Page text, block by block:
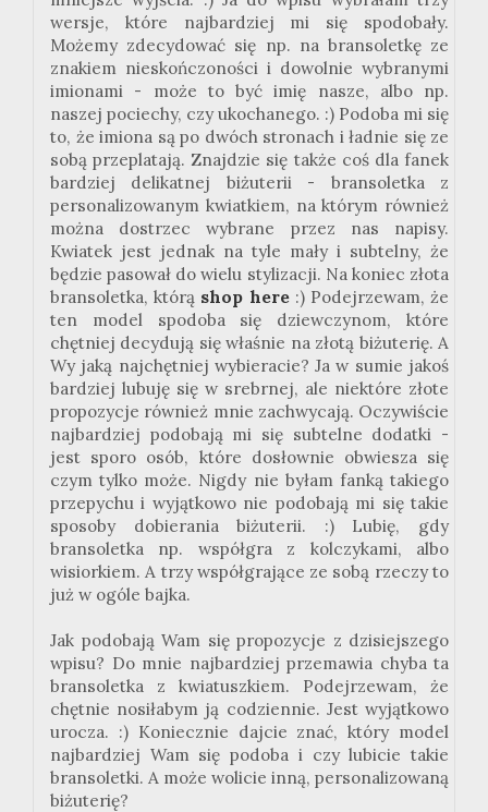
wersje, które najbardziej mi się spodobały.
Możemy zdecydować się np. na bransoletkę ze
znakiem nieskończoności i dowolnie wybranymi
imionami - może to być imię nasze, albo np.
naszej pociechy, czy ukochanego. :) Podoba mi się
to, że imiona są po dwóch stronach i ładnie się ze
sobą przeplatają. Znajdzie się także coś dla fanek
bardziej delikatnej biżuterii - bransoletka z
personalizowanym kwiatkiem, na którym również
można dostrzec wybrane przez nas napisy.
Kwiatek jest jednak na tyle mały i subtelny, że
będzie pasował do wielu stylizacji. Na koniec złota
bransoletka, którą shop here:) Podejrzewam, że
ten model spodoba się dziewczynom, które
chętniej decydują się właśnie na złotą biżuterię. A
Wy jaką najchętniej wybieracie? Ja w sumie jakoś
bardziej lubuję się w srebrnej, ale niektóre złote
propozycje również mnie zachwycają. Oczywiście
najbardziej podobają mi się subtelne dodatki -
jest sporo osób, które dosłownie obwiesza się
czym tylko może. Nigdy nie byłam fanką takiego
przepychu i wyjątkowo nie podobają mi się takie
sposoby dobierania biżuterii. :) Lubię, gdy
bransoletka np. współgra z kolczykami, albo
wisiorkiem. A trzy współgrające ze sobą rzeczy to
już w ogóle bajka.
Jak podobają Wam się propozycje z dzisiejszego
wpisu? Do mnie najbardziej przemawia chyba ta
bransoletka z kwiatuszkiem. Podejrzewam, że
chętnie nosiłabym ją codziennie. Jest wyjątkowo
urocza. :) Koniecznie dajcie znać, który model
najbardziej Wam się podoba i czy lubicie takie
bransoletki. A może wolicie inną, personalizowaną
biżuterię?